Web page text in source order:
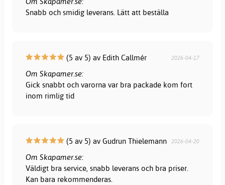
Snabb och smidig leverans. Lätt att beställa
(5 av 5) av Edith Callmér 2026-04-17
Om Skapamer.se:
Gick snabbt och varorna var bra packade kom fort
inom rimlig tid
(5 av 5) av Gudrun Thielemann 2026-04-20
Om Skapamer.se:
Väldigt bra service, snabb leverans och bra priser.
Kan bara rekommenderas.